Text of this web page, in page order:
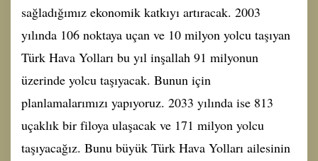
sağladığımız ekonomik katkıyı artıracak. 2003
yılında 106 noktaya uçan ve 10 milyon yolcu taşıyan
Türk Hava Yolları bu yıl inşallah 91 milyonun
üzerinde yolcu taşıyacak. Bunun için
planlamalarımızı yapıyoruz. 2033 yılında ise 813
uçaklık bir filoya ulaşacak ve 171 milyon yolcu
taşıyacağız. Bunu büyük Türk Hava Yolları ailesinin